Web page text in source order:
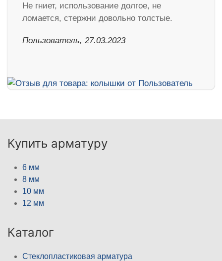
Не гниет, использование долгое, не
ломается, стержни довольно толстые.
Пользователь, 27.03.2023
Купить арматуру
6 мм
8 мм
10 мм
12 мм
Каталог
Стеклопластиковая арматура